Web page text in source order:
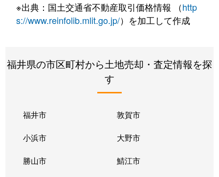
※出典：国土交通省不動産取引価格情報 （http
s://www.reinfolib.mlit.go.jp/）を加工して作成
福井県の市区町村から土地売却・査定情報を探
す
福井市 敦賀市
小浜市 大野市
勝山市 鯖江市